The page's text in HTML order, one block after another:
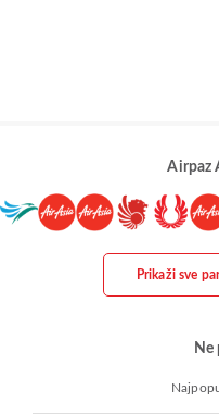
Airpaz
Prikaži sve
Ne